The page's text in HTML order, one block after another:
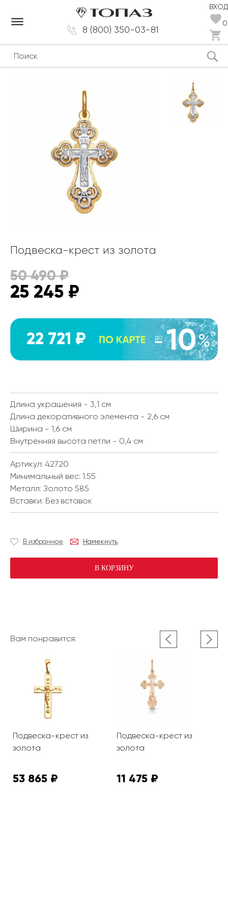
8 (800) 350-03-81
ВХОД
0
dehaze
Подвеска-крест из золота
50 490₽
25 245 ₽
22 721 ₽
Длина украшения - 3,1 см
Длина декоративного элемента - 2,6 см
Ширина - 1,6 см
Внутренняя высота петли - 0,4 см
Артикул: 42720
Минимальный вес: 1.55
Металл: Золото 585
Вставки: Без вставок
В избранное Намекнуть
В КОРЗИНУ
Вам понравится:
Подвеска-крест из
золота
53 865 ₽
Подвеска-крест из
золота
11 475 ₽